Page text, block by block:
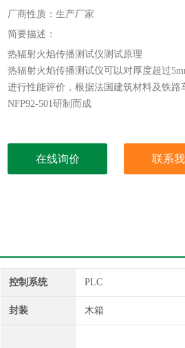
厂商性质：生产厂家
简要描述：
热辐射火焰传播测试仪测试原理
热辐射火焰传播测试仪可以对厚度超过
进行性能评价，根据法国建筑材料及铁路
NFP92-501研制而成
在线询价 联系
控制系统 PLC
封装 木箱